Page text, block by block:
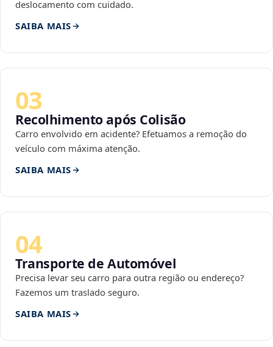
deslocamento com cuidado.
SAIBA MAIS
03
Recolhimento após Colisão
Carro envolvido em acidente? Efetuamos a remoção do
veículo com máxima atenção.
SAIBA MAIS
04
Transporte de Automóvel
Precisa levar seu carro para outra região ou endereço?
Fazemos um traslado seguro.
SAIBA MAIS